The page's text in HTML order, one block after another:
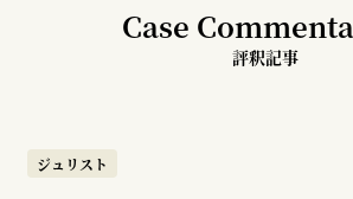
Case
評釈記事
ジュリスト